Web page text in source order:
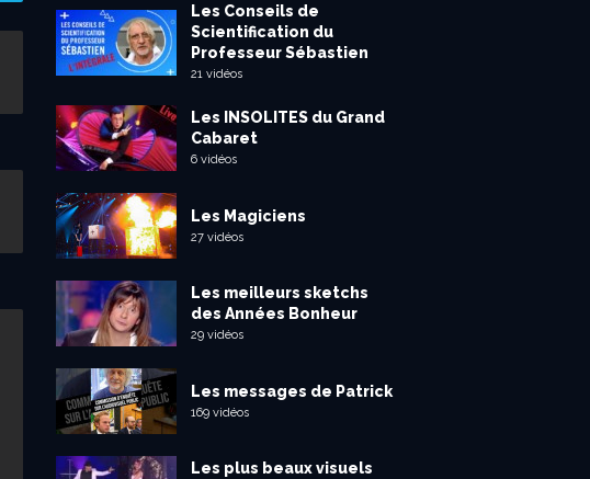
Les Conseils de
Scientification du
Professeur Sébastien
21 vidéos
Les INSOLITES du Grand
Cabaret
6 vidéos
Les Magiciens
27 vidéos
Les meilleurs sketchs
des Années Bonheur
29 vidéos
Les messages de Patrick
169 vidéos
Les plus beaux visuels